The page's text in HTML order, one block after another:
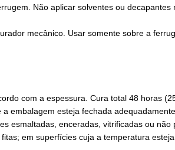
Não aplicar solventes ou decapantes
mecânico. Usar somente sobre a
com a espessura. Cura total 48 horas
embalagem esteja fechada adequadamente
esmaltadas, enceradas, vitrificadas ou
em superfícies cuja a temperatura esteja